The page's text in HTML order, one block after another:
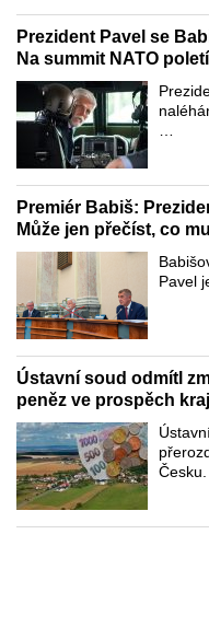
Prezident Pavel se
Na summit NATO poletí
Premiér Babiš:
Může jen přečíst, co
Pavel
Ústavní soud odmítl
peněz ve prospěch
Česku.